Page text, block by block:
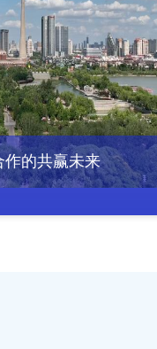
济发展的脉动
达沃斯论坛嘉宾看好
作的共赢未来